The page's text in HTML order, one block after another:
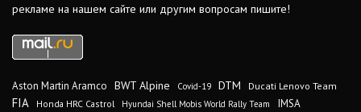
рекламе на нашем сайте или другим вопросам пишите!
Aston Martin Aramco BWT Alpine Covid-19 DTM Ducati Lenovo Team
FIA Honda HRC Castrol Hyundai Shell Mobis World Rally Team IMSA